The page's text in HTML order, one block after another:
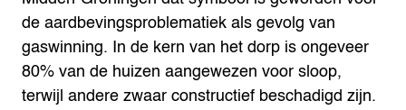
de aardbevingsproblematiek als gevolg van
gaswinning. In de kern van het dorp is ongeveer
80% van de huizen aangewezen voor sloop,
terwijl andere zwaar constructief beschadigd zijn.